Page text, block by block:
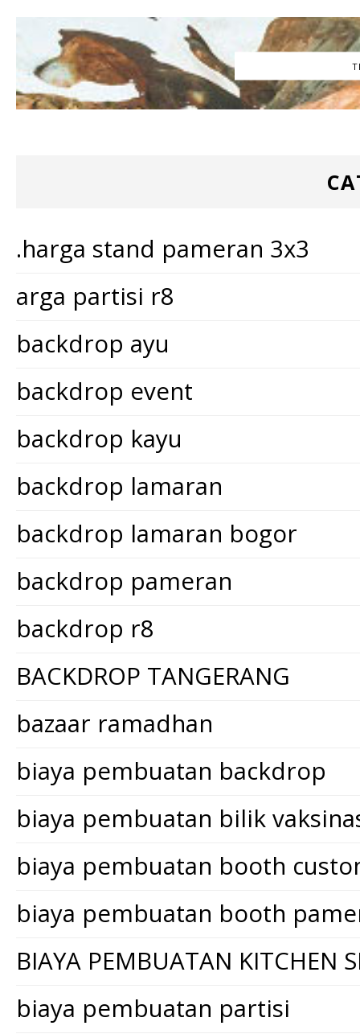
.harga stand pameran 3x3
arga partisi r8
backdrop ayu
backdrop event
backdrop kayu
backdrop lamaran
backdrop lamaran bogor
backdrop pameran
backdrop r8
BACKDROP TANGERANG
bazaar ramadhan
biaya pembuatan backdrop
biaya pembuatan bilik
biaya pembuatan booth
biaya pembuatan booth
BIAYA PEMBUATAN KITCHEN
biaya pembuatan partisi